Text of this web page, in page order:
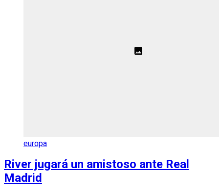
europa
River jugará un amistoso ante Real
Madrid